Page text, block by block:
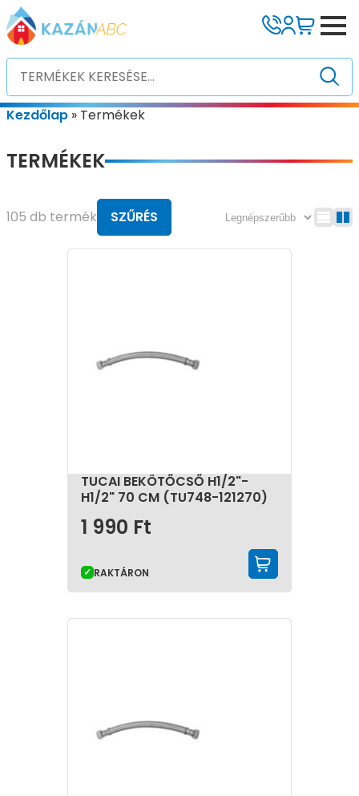
Kezdőlap » Termékek
TERMÉKEK
105 db termék SZŰRÉS
TUCAI BEKÖTŐCSŐ H1/2"-
H1/2" 70 CM (TU748-121270)
1 990 Ft
RAKTÁRON